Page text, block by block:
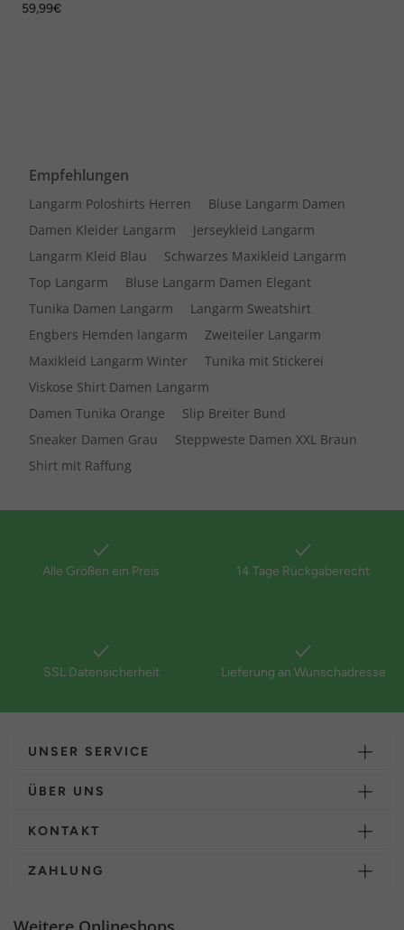
59,99€
Empfehlungen
Langarm Poloshirts Herren
Bluse Langarm Damen
Damen Kleider Langarm
Jerseykleid Langarm
Langarm Kleid Blau
Schwarzes Maxikleid Langarm
Top Langarm
Bluse Langarm Damen Elegant
Tunika Damen Langarm
Langarm Sweatshirt
Engbers Hemden langarm
Zweiteiler Langarm
Maxikleid Langarm Winter
Tunika mit Stickerei
Viskose Shirt Damen Langarm
Damen Tunika Orange
Slip Breiter Bund
Sneaker Damen Grau
Steppweste Damen XXL Braun
Shirt mit Raffung
Alle Größen ein Preis 14 Tage Rückgaberecht
SSL Datensicherheit Lieferung an Wunschadresse
UNSER SERVICE
ÜBER UNS
KONTAKT
ZAHLUNG